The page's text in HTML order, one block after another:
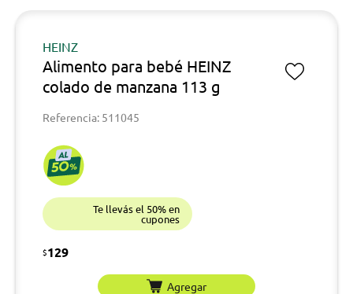
HEINZ
Alimento para bebé HEINZ
colado de manzana 113 g
Referencia: 511045
Te llevás el 50% en
cupones
$129
Agregar